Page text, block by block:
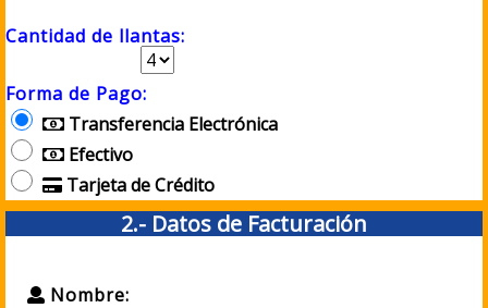
Cantidad de llantas:
Forma de Pago:
Transferencia Electrónica
Efectivo
Tarjeta de Crédito
2.- Datos de Facturación
Nombre: